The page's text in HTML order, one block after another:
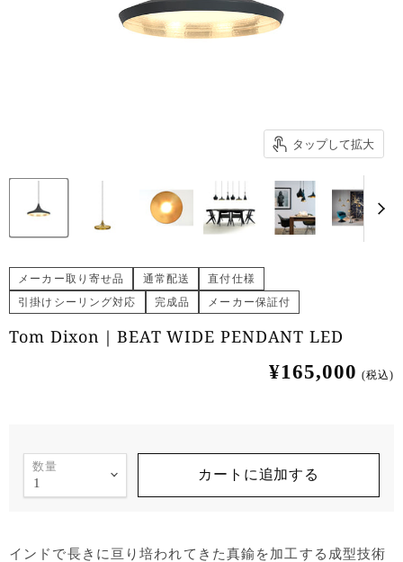
タップして拡大
メーカー取り寄せ品 通常配送
直付仕様
引掛けシーリング対応
完成品 メーカー保証付
Tom Dixon｜BEAT WIDE PENDANT LED
¥165,000 (税込)
数量 カートに追加する
インドで長きに亘り培われてきた真鍮を加工する成型技術